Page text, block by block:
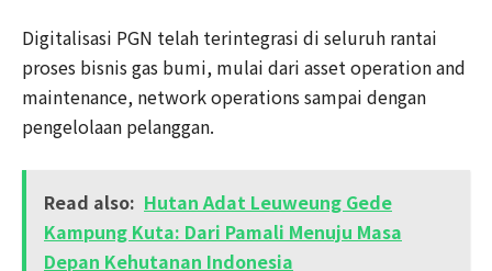
Digitalisasi PGN telah terintegrasi di seluruh rantai
proses bisnis gas bumi, mulai dari asset operation and
maintenance, network operations sampai dengan
pengelolaan pelanggan.
Read also: Hutan Adat Leuweung Gede
Kampung Kuta: Dari Pamali Menuju Masa
Depan Kehutanan Indonesia